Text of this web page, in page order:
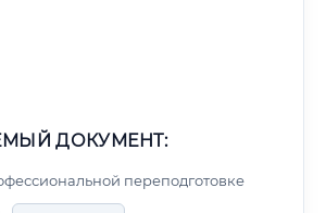
ДОКУМЕНТ:
переподготовке